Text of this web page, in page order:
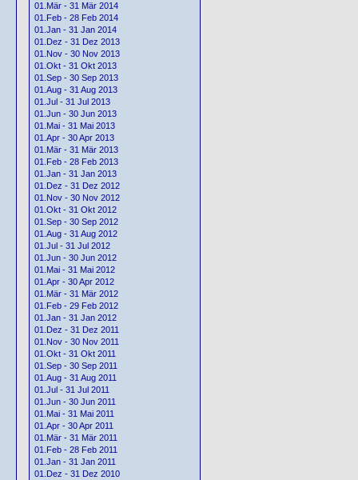
01.Mär - 31 Mär 2014
01.Feb - 28 Feb 2014
01.Jan - 31 Jan 2014
01.Dez - 31 Dez 2013
01.Nov - 30 Nov 2013
01.Okt - 31 Okt 2013
01.Sep - 30 Sep 2013
01.Aug - 31 Aug 2013
01.Jul - 31 Jul 2013
01.Jun - 30 Jun 2013
01.Mai - 31 Mai 2013
01.Apr - 30 Apr 2013
01.Mär - 31 Mär 2013
01.Feb - 28 Feb 2013
01.Jan - 31 Jan 2013
01.Dez - 31 Dez 2012
01.Nov - 30 Nov 2012
01.Okt - 31 Okt 2012
01.Sep - 30 Sep 2012
01.Aug - 31 Aug 2012
01.Jul - 31 Jul 2012
01.Jun - 30 Jun 2012
01.Mai - 31 Mai 2012
01.Apr - 30 Apr 2012
01.Mär - 31 Mär 2012
01.Feb - 29 Feb 2012
01.Jan - 31 Jan 2012
01.Dez - 31 Dez 2011
01.Nov - 30 Nov 2011
01.Okt - 31 Okt 2011
01.Sep - 30 Sep 2011
01.Aug - 31 Aug 2011
01.Jul - 31 Jul 2011
01.Jun - 30 Jun 2011
01.Mai - 31 Mai 2011
01.Apr - 30 Apr 2011
01.Mär - 31 Mär 2011
01.Feb - 28 Feb 2011
01.Jan - 31 Jan 2011
01.Dez - 31 Dez 2010